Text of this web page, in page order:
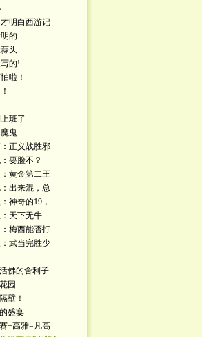
明白西游记
的
头
的!
啦！
班了
鬼
正义战胜邪
要脸不？
黄金第二王
出来混，总
神奇的19，
天下无牛
梅西能否打
武当完胜少
佛的舍利子
园
壁！
盛宴
+高雅=凡高